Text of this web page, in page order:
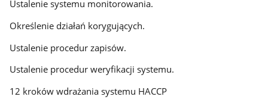
Ustalenie systemu monitorowania.
Określenie działań korygujących.
Ustalenie procedur zapisów.
Ustalenie procedur weryfikacji systemu.
12 kroków wdrażania systemu HACCP